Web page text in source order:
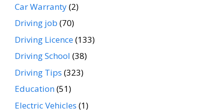
Car Warranty(2)
Driving job (70)
Driving Licence(133)
Driving School (38)
Driving Tips (323)
Education(51)
Electric Vehicles (1)